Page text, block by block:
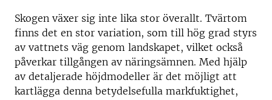
Skogen växer sig inte lika stor överallt. Tvärtom
finns det en stor variation, som till hög grad styrs
av vattnets väg genom landskapet, vilket också
påverkar tillgången av näringsämnen. Med hjälp
av detaljerade höjdmodeller är det möjligt att
kartlägga denna betydelsefulla markfuktighet,